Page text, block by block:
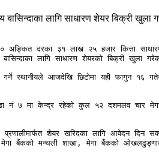
लागि साधारण शेयर बिक्री
दरका ३१ लाख २५ हजार कित्ता
बासिन्दाका लागि साधारण शेयरको बिक्री खुला
गर्ने स्थानीयले आजदेखि छिटोमा यही फागुन
७ मा केन्द्र रहेको कुल ५२ दशमलव चार
प्रणालीमार्फत शेयर खरिदका लागि आवेदन दिन